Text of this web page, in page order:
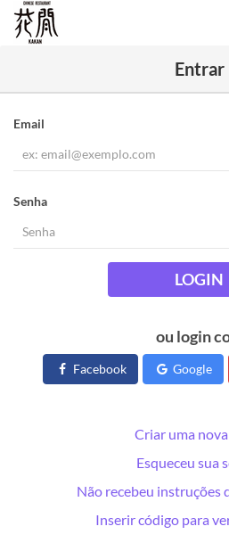
Entrar
Email
Senha
LOGIN
ou login
Facebook Google
Criar uma
Esqueceu sua
Não recebeu instruções
Inserir código para